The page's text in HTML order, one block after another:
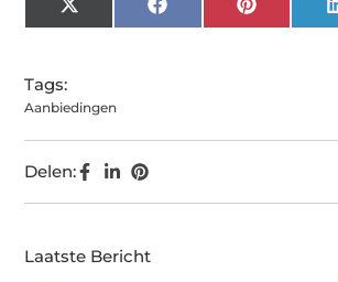
X
(Twitter)
FacebookPinterest
Tags:
Aanbiedingen
Delen:
Laatste Bericht